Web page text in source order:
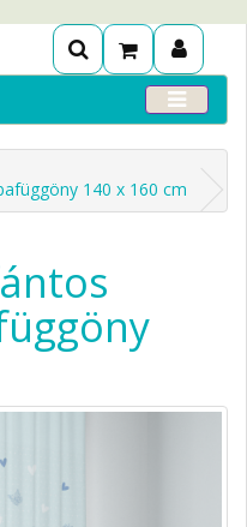
140 x 160 cm